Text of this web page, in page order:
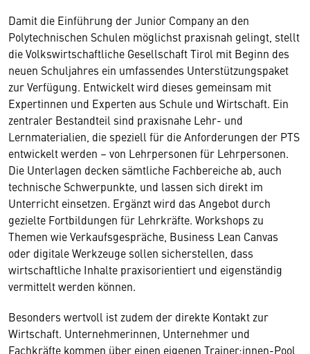
Damit die Einführung der Junior Company an den
Polytechnischen Schulen möglichst praxisnah gelingt, stellt
die Volkswirtschaftliche Gesellschaft Tirol mit Beginn des
neuen Schuljahres ein umfassendes Unterstützungspaket
zur Verfügung. Entwickelt wird dieses gemeinsam mit
Expertinnen und Experten aus Schule und Wirtschaft. Ein
zentraler Bestandteil sind praxisnahe Lehr- und
Lernmaterialien, die speziell für die Anforderungen der PTS
entwickelt werden – von Lehrpersonen für Lehrpersonen.
Die Unterlagen decken sämtliche Fachbereiche ab, auch
technische Schwerpunkte, und lassen sich direkt im
Unterricht einsetzen. Ergänzt wird das Angebot durch
gezielte Fortbildungen für Lehrkräfte. Workshops zu
Themen wie Verkaufsgespräche, Business Lean Canvas
oder digitale Werkzeuge sollen sicherstellen, dass
wirtschaftliche Inhalte praxisorientiert und eigenständig
vermittelt werden können.
Besonders wertvoll ist zudem der direkte Kontakt zur
Wirtschaft. Unternehmerinnen, Unternehmer und
Fachkräfte kommen über einen eigenen Trainer:innen-Pool